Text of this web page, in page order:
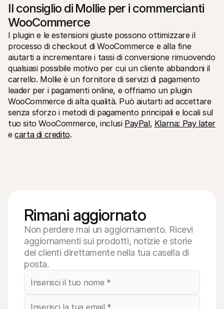
Il consiglio di Mollie per i commercianti
WooCommerce
I plugin e le estensioni giuste possono ottimizzare il
processo di checkout di WooCommerce e alla fine
aiutarti a incrementare i tassi di conversione rimuovendo
qualsiasi possibile motivo per cui un cliente abbandoni il
carrello. Mollie è un fornitore di servizi di pagamento
leader per i pagamenti online, e offriamo un plugin
WooCommerce di alta qualità. Può aiutarti ad accettare
senza sforzo i metodi di pagamento principali e locali sul
tuo sito WooCommerce, inclusi PayPal, Klarna: Pay later
e carta di credito.
Rimani aggiornato
Non perdere mai un aggiornamento. Ricevi
aggiornamenti sui prodotti, notizie e storie
dei clienti direttamente nella tua casella di
posta.